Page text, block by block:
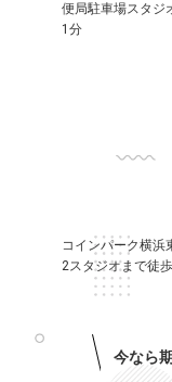
便局駐車場スタジ
1分
コインパーク横浜
2スタジオまで徒
今なら